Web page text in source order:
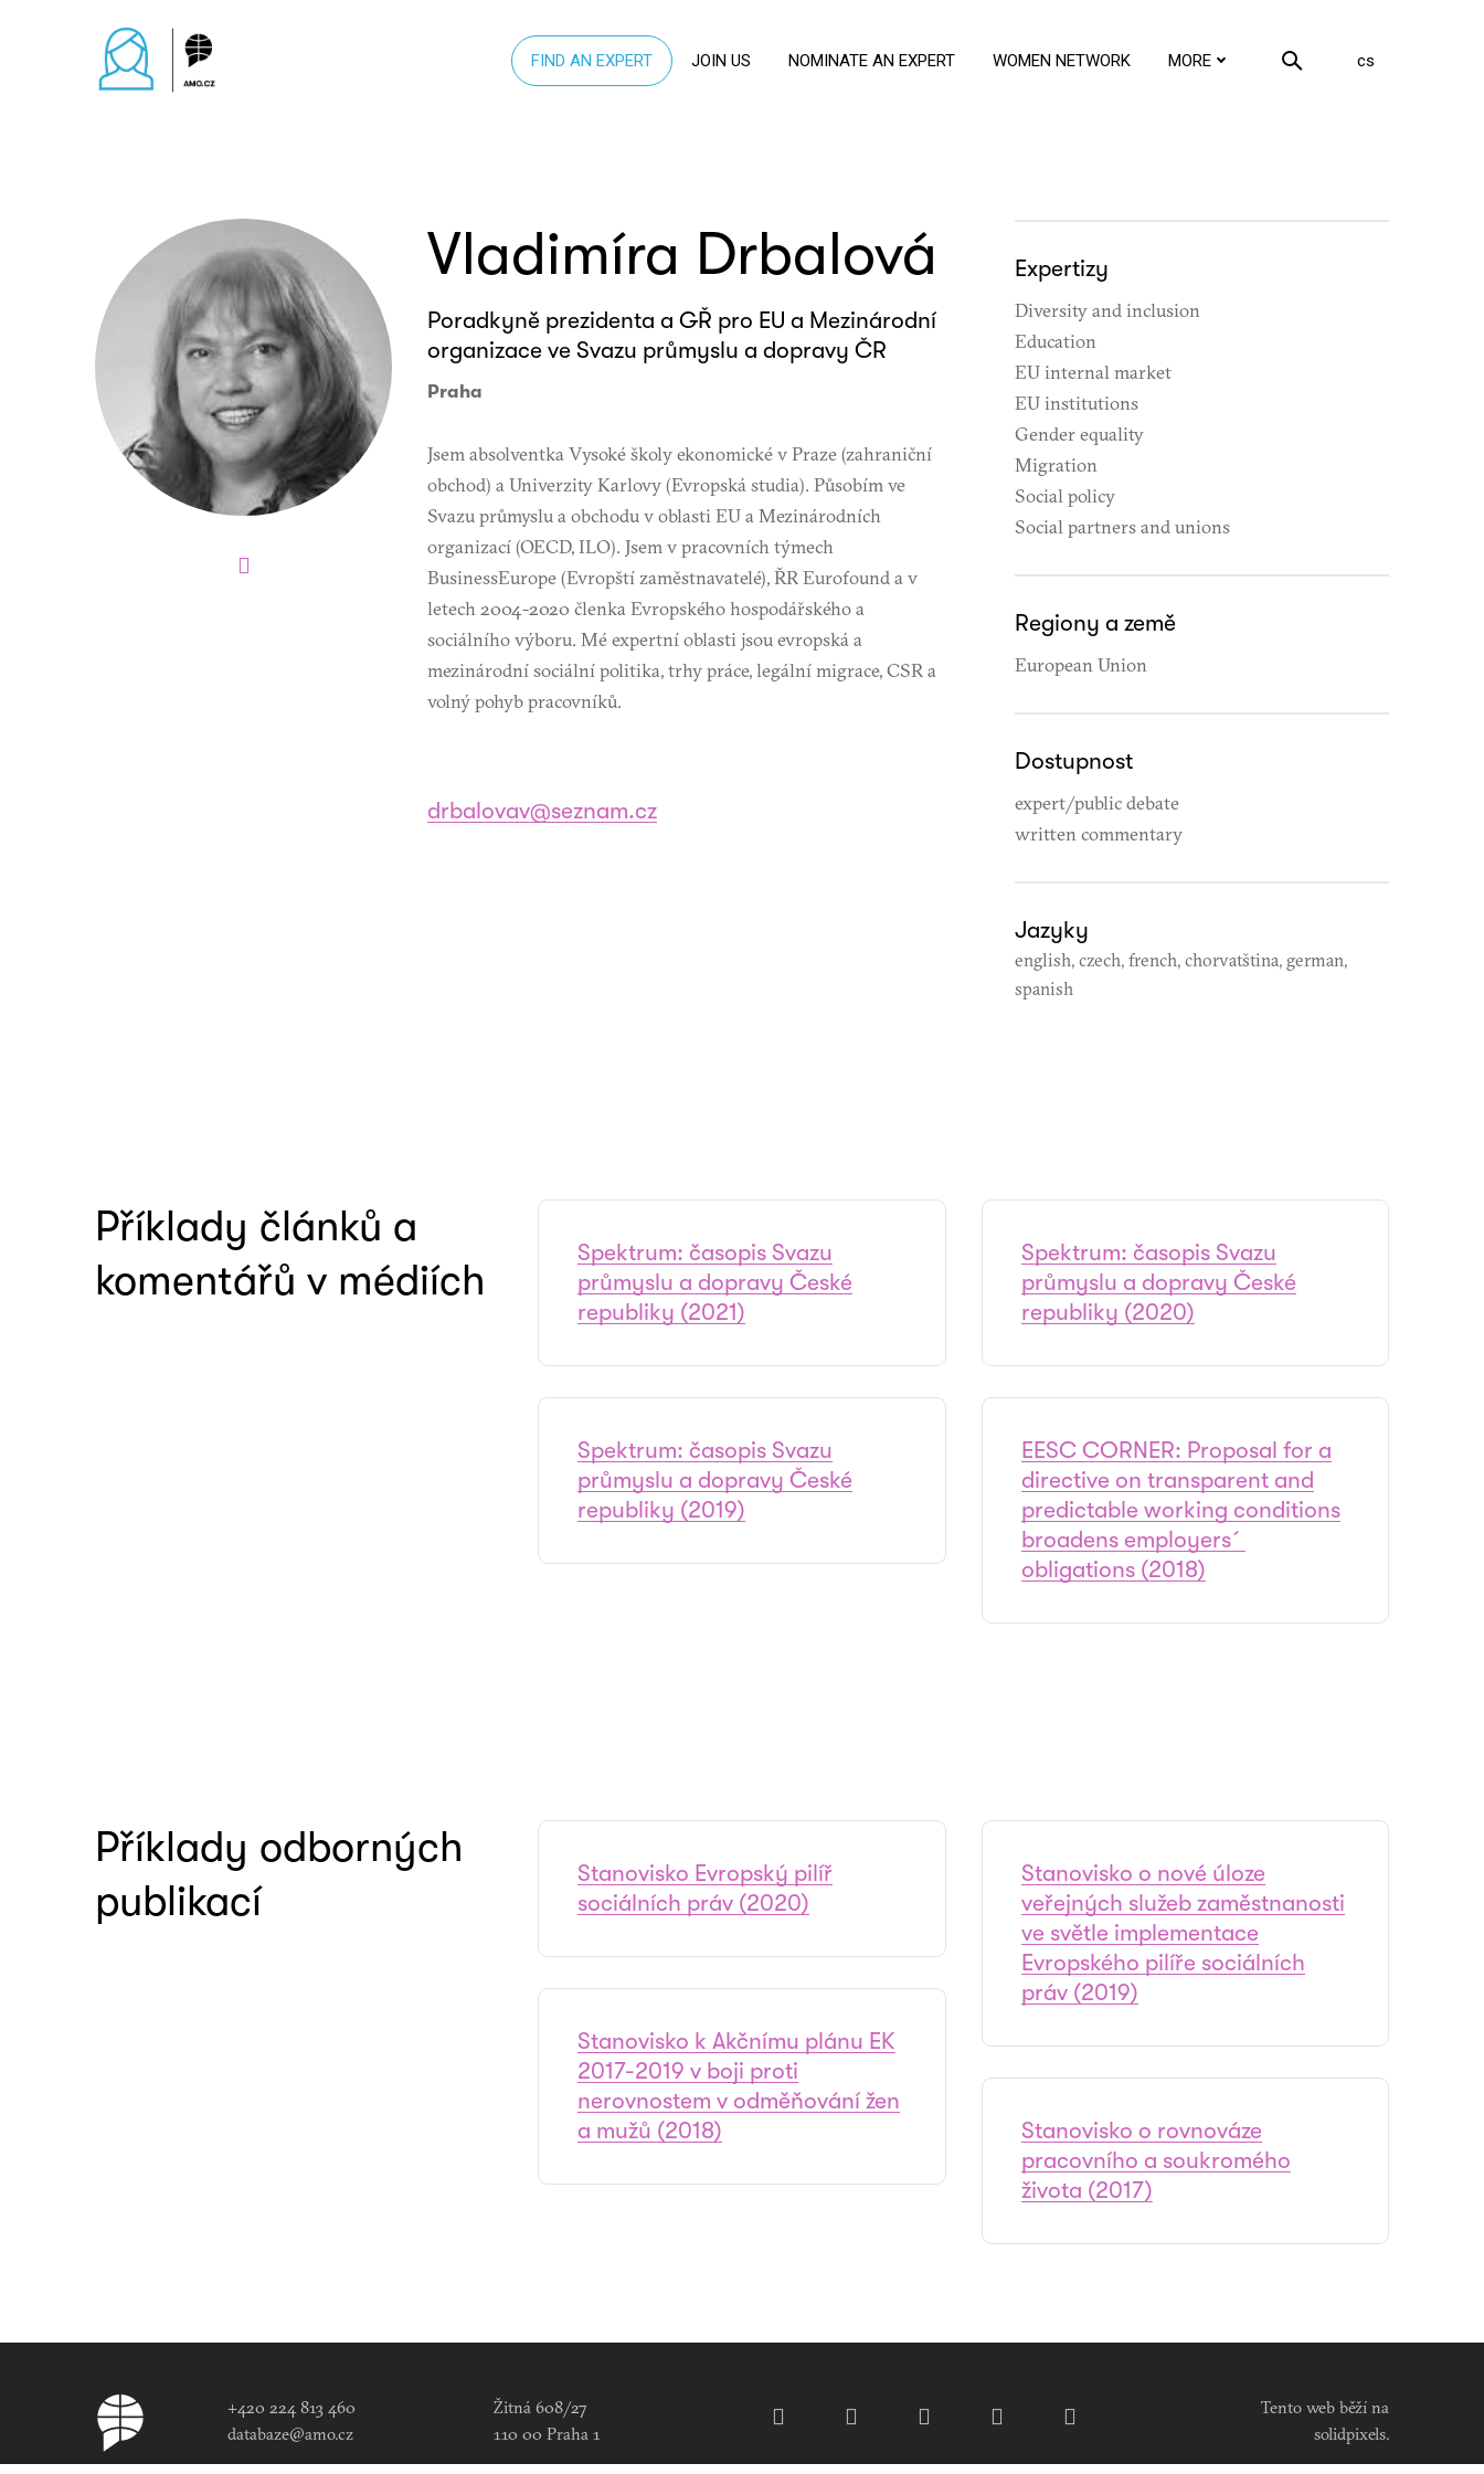
FIND AN EXPERT JOIN US NOMINATE AN EXPERT WOMEN NETWORK MORE cs
Vladimíra Drbalová
Poradkyně prezidenta a GŘ pro EU a Mezinárodní
organizace ve Svazu průmyslu a dopravy ČR
Praha
Jsem absolventka Vysoké školy ekonomické v Praze (zahraniční
obchod) a Univerzity Karlovy (Evropská studia). Působím ve
Svazu průmyslu a obchodu v oblasti EU a Mezinárodních
organizací (OECD, ILO). Jsem v pracovních týmech
BusinessEurope (Evropští zaměstnavatelé), ŘR Eurofound a v
letech 2004-2020 členka Evropského hospodářského a
sociálního výboru. Mé expertní oblasti jsou evropská a
mezinárodní sociální politika, trhy práce, legální migrace, CSR a
volný pohyb pracovníků.
drbalovav@seznam.cz
Expertizy
Diversity and inclusion
Education
EU internal market
EU institutions
Gender equality
Migration
Social policy
Social partners and unions
Regiony a země
European Union
Dostupnost
expert/public debate
written commentary
Jazyky
english, czech, french, chorvatština, german,
spanish
Příklady článků a
komentářů v médiích
Spektrum: časopis Svazu
průmyslu a dopravy České
republiky (2021)
Spektrum: časopis Svazu
průmyslu a dopravy České
republiky (2019)
Spektrum: časopis Svazu
průmyslu a dopravy České
republiky (2020)
EESC CORNER: Proposal for a
directive on transparent and
predictable working conditions
broadens employers´
obligations (2018)
Příklady odborných
publikací
Stanovisko Evropský pilíř
sociálních práv (2020)
Stanovisko k Akčnímu plánu EK
2017-2019 v boji proti
nerovnostem v odměňování žen
a mužů (2018)
Stanovisko o nové úloze
veřejných služeb zaměstnanosti
ve světle implementace
Evropského pilíře sociálních
práv (2019)
Stanovisko o rovnováze
pracovního a soukromého
života (2017)
+420 224 813 460
databaze@amo.cz
Žitná 608/27
110 00 Praha 1
Tento web běží na
solidpixels.